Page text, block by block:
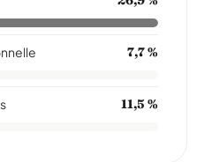
7,7 %
11,5 %